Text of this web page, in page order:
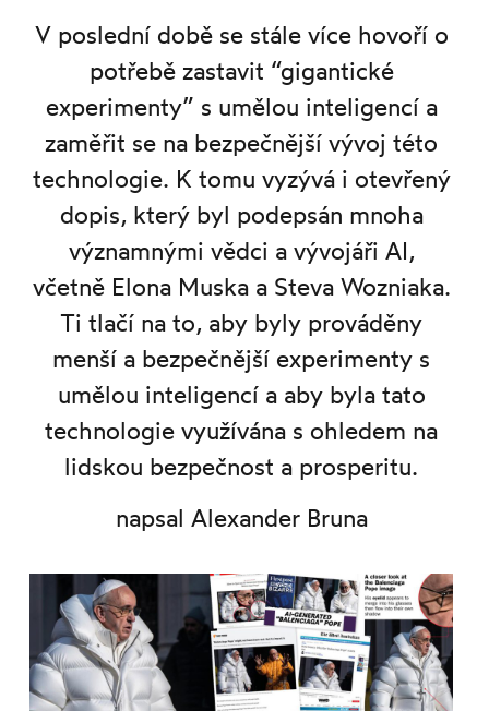
V poslední době se stále více hovoří o
potřebě zastavit “gigantické
experimenty” s umělou inteligencí a
zaměřit se na bezpečnější vývoj této
technologie. K tomu vyzývá i otevřený
dopis, který byl podepsán mnoha
významnými vědci a vývojáři AI,
včetně Elona Muska a Steva Wozniaka.
Ti tlačí na to, aby byly prováděny
menší a bezpečnější experimenty s
umělou inteligencí a aby byla tato
technologie využívána s ohledem na
lidskou bezpečnost a prosperitu.
napsal Alexander Bruna